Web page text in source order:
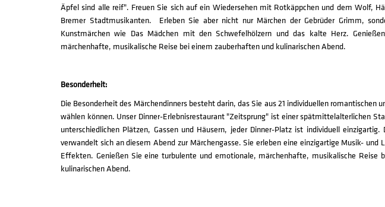
Äpfel sind alle reif". Freuen Sie sich auf ein Wiedersehen mit Rotkäppchen und dem Wolf,
Bremer Stadtmusikanten. Erleben Sie aber nicht nur Märchen der Gebrüder Grimm,
Kunstmärchen wie Das Mädchen mit den Schwefelhölzern und das kalte Herz.
märchenhafte, musikalische Reise bei einem zauberhaften und kulinarischen Abend.
Besonderheit:
Die Besonderheit des Märchendinners besteht darin, das Sie aus 21 individuellen romantischen
wählen können. Unser Dinner-Erlebnisrestaurant "Zeitsprung" ist einer spätmittelalterlichen
unterschiedlichen Plätzen, Gassen und Häusern, jeder Dinner-Platz ist individuell
verwandelt sich an diesem Abend zur Märchengasse. Sie erleben eine einzigartige Musik- und
Effekten. Genießen Sie eine turbulente und emotionale, märchenhafte, musikalische Reise
kulinarischen Abend.